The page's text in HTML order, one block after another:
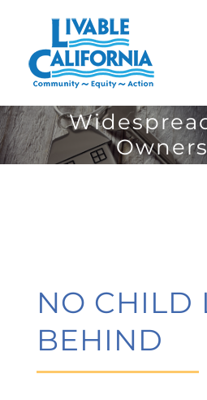
content
NO CHILD
BEHIND